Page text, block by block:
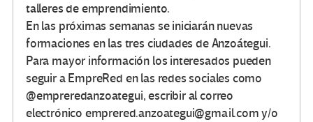
talleres de emprendimiento.
En las próximas semanas se iniciarán nuevas
formaciones en las tres ciudades de Anzoátegui.
Para mayor información los interesados pueden
seguir a EmpreRed en las redes sociales como
@empreredanzoategui, escribir al correo
electrónico emprered.anzoategui@gmail.com y/o